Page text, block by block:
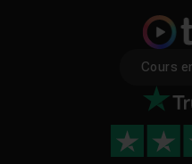
Cours